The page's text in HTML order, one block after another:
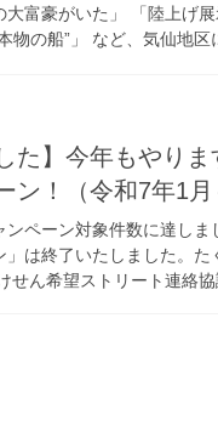
大富豪がいた」 「陸上げ
物の船”」 など、気仙地
た】今年もやり
ン！（令和7年1月
ンペーン対象件数に達し
」は終了いたしました。
せん希望ストリート連絡